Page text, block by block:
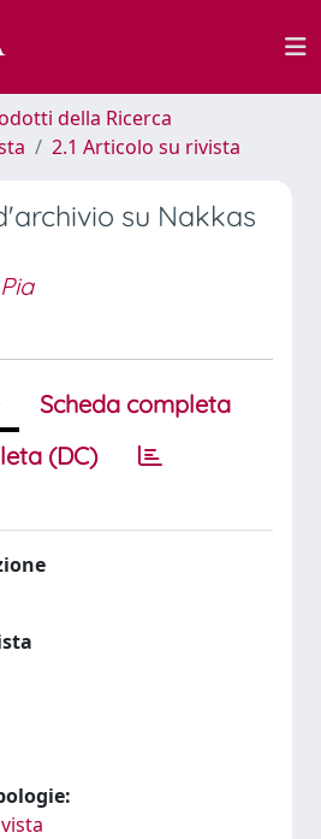
della Ricerca
2.1 Articolo su rivista
su Nakkas
Scheda completa
(DC)